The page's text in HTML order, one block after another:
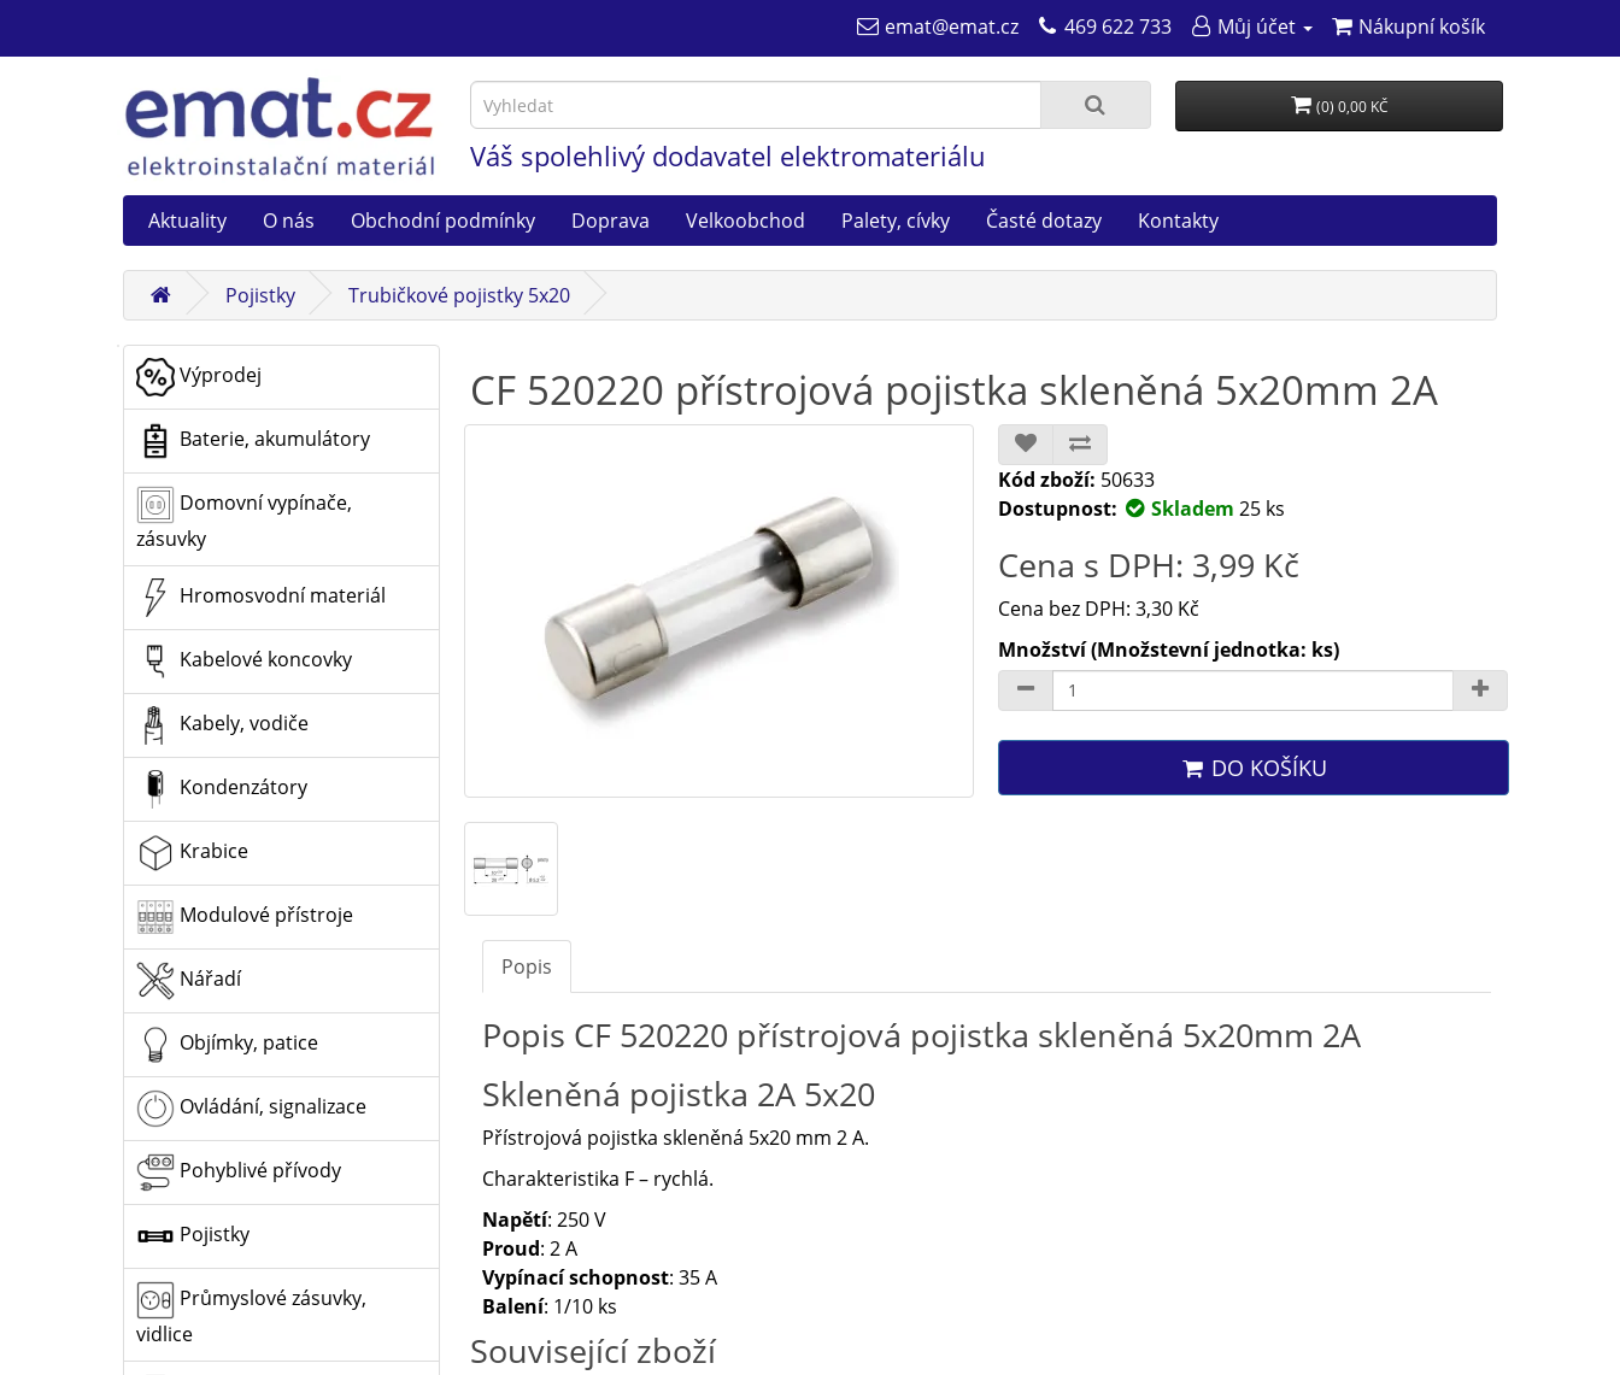
emat@emat.cz 469 622 733 Můj účet Nákupní košík
Váš spolehlivý dodavatel elektromateriálu
(0) 0,00 KČ
Aktuality O nás Obchodní podmínky Doprava Velkoobchod Palety, cívky Časté dotazy Kontakty
Pojistky Trubičkové pojistky 5x20
Výprodej
Baterie, akumulátory
Domovní vypínače,
zásuvky
Hromosvodní materiál
Kabelové koncovky
Kabely, vodiče
Kondenzátory
Krabice
Modulové přístroje
Nářadí
Objímky, patice
Ovládání, signalizace
Pohyblivé přívody
Pojistky
Průmyslové zásuvky,
vidlice
CF 520220 přístrojová pojistka skleněná 5x20mm 2A
Kód zboží: 50633
Dostupnost:
Skladem 25 ks
Cena s DPH: 3,99 Kč
Cena bez DPH: 3,30 Kč
Množství (Množstevní jednotka: ks)
DO KOŠÍKU
Popis
Popis CF 520220 přístrojová pojistka skleněná 5x20mm 2A
Skleněná pojistka 2A 5x20
Přístrojová pojistka skleněná 5x20 mm 2 A.
Charakteristika F – rychlá.
Napětí: 250 V
Proud: 2 A
Vypínací schopnost: 35 A
Balení: 1/10 ks
Související zboží